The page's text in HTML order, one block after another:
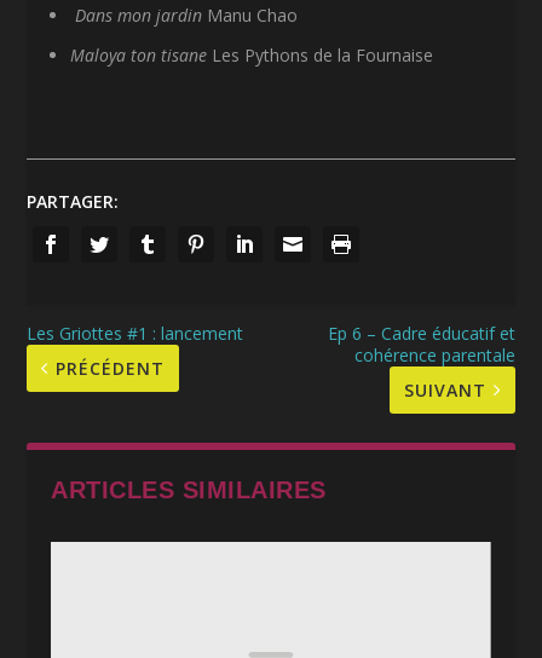
Dans mon jardin Manu Chao
Maloya ton tisane Les Pythons de la Fournaise
PARTAGER:
Les Griottes #1 : lancement
PRÉCÉDENT
Ep 6 – Cadre éducatif et
cohérence parentale
SUIVANT
ARTICLES SIMILAIRES